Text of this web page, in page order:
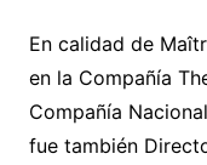
En calidad de
en la Compañía
Compañía
fue también